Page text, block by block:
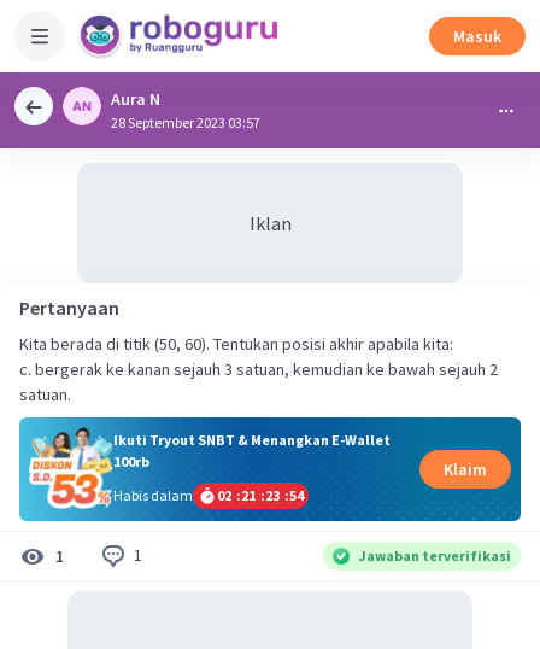
Masuk
Aura N
28 September 2023 03:57
Iklan
Pertanyaan
Kita berada di titik (50, 60). Tentukan posisi akhir apabila kita:
c. bergerak ke kanan sejauh 3 satuan, kemudian ke bawah sejauh 2
satuan.
Ikuti Tryout SNBT & Menangkan E-Wallet
100rb
Habis dalam
02 :21 :23 :54
Klaim
1 1 Jawaban terverifikasi